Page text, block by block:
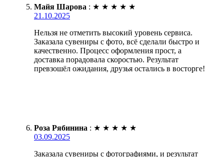
Майя Шарова : ★ ★ ★ ★ ★
21.10.2025
Нельзя не отметить высокий уровень сервиса.
Заказала сувениры с фото, всё сделали быстро и
качественно. Процесс оформления прост, а
доставка порадовала скоростью. Результат
превзошёл ожидания, друзья остались в восторге!
Роза Рябинина : ★ ★ ★ ★ ★
03.09.2025
Заказала сувениры с фотографиями, и результат